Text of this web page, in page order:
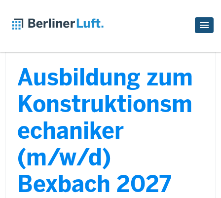
Ausbildung zum
Konstruktionsm
echaniker
(m/w/d)
Bexbach 2027